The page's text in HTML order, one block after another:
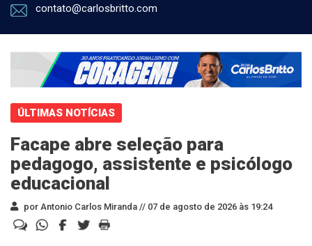
contato@carlosbritto.com
ÚLTIMAS NOTÍCIAS
Facape abre seleção para
pedagogo, assistente e psicólogo
educacional
por Antonio Carlos Miranda // 07 de agosto de 2026 às 19:24